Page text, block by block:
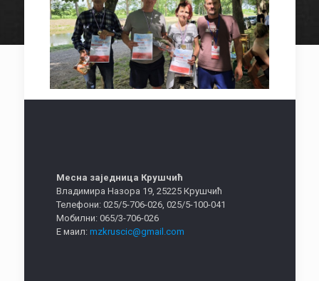
Месна заједница Крушчић
Владимира Назора 19, 25225 Крушчић
Телефони: 025/5-706-026, 025/5-100-041
Мобилни: 065/3-706-026
Е маил: mzkruscic@gmail.com